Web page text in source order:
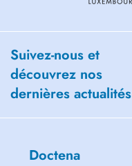
Suivez-nous et
découvrez nos
dernières actualités
Doctena